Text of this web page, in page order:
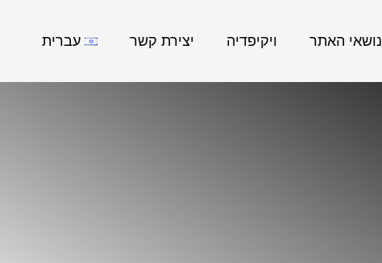
נושאי האתר ויקיפדיה יצירת קשר עברית